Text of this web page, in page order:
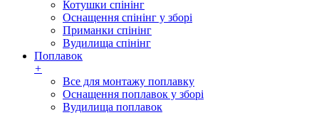
Котушки спінінг
Оснащення спінінг у зборі
Приманки спінінг
Вудилища спінінг
Поплавок
+
Все для монтажу поплавку
Оснащення поплавок у зборі
Вудилища поплавок